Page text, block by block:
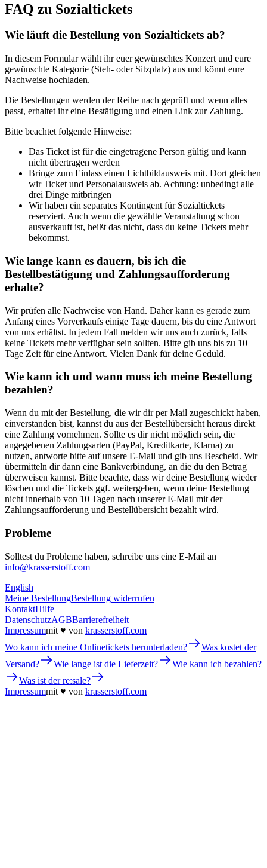
FAQ zu Sozialtickets
Wie läuft die Bestellung von Sozialtickets ab?
In diesem Formular wählt ihr euer gewünschtes Konzert und eure
gewünschte Kategorie (Steh- oder Sitzplatz) aus und könnt eure
Nachweise hochladen.
Die Bestellungen werden der Reihe nach geprüft und wenn alles
passt, erhaltet ihr eine Bestätigung und einen Link zur Zahlung.
Bitte beachtet folgende Hinweise:
Das Ticket ist für die eingetragene Person gültig und kann
nicht übertragen werden
Bringe zum Einlass einen Lichtbildausweis mit. Dort gleichen
wir Ticket und Personalausweis ab. Achtung: unbedingt alle
drei Dinge mitbringen
Wir haben ein separates Kontingent für Sozialtickets
reserviert. Auch wenn die gewählte Veranstaltung schon
ausverkauft ist, heißt das nicht, dass du keine Tickets mehr
bekommst.
Wie lange kann es dauern, bis ich die
Bestellbestätigung und Zahlungsaufforderung
erhalte?
Wir prüfen alle Nachweise von Hand. Daher kann es gerade zum
Anfang eines Vorverkaufs einige Tage dauern, bis du eine Antwort
von uns erhältst. In jedem Fall melden wir uns auch zurück, falls
keine Tickets mehr verfügbar sein sollten. Bitte gib uns bis zu 10
Tage Zeit für eine Antwort. Vielen Dank für deine Geduld.
Wie kann ich und wann muss ich meine Bestellung
bezahlen?
Wenn du mit der Bestellung, die wir dir per Mail zugeschickt haben,
einverstanden bist, kannst du aus der Bestellübersicht heraus direkt
eine Zahlung vornehmen. Sollte es dir nicht möglich sein, die
angegebenen Zahlungsarten (PayPal, Kreditkarte, Klarna) zu
nutzen, antworte bitte auf unsere E-Mail und gib uns Bescheid. Wir
übermitteln dir dann eine Bankverbindung, an die du den Betrag
überweisen kannst. Bitte beachte, dass wir deine Bestellung wieder
löschen und die Tickets ggf. weitergeben, wenn deine Bestellung
nicht innerhalb von 10 Tagen nach unserer E-Mail mit der
Zahlungsaufforderung und Bestellübersicht bezahlt wird.
Probleme
Solltest du Probleme haben, schreibe uns eine E-Mail an
info@krasserstoff.com
English
Meine BestellungBestellung widerrufen
KontaktHilfe
DatenschutzAGBBarrierefreiheit
Impressummit ♥ von krasserstoff.com
Wo kann ich meine Onlinetickets herunterladen?
Was kostet der
Versand?
Wie lange ist die Lieferzeit?
Wie kann ich bezahlen?
Was ist der re:sale?
Impressummit ♥ von krasserstoff.com